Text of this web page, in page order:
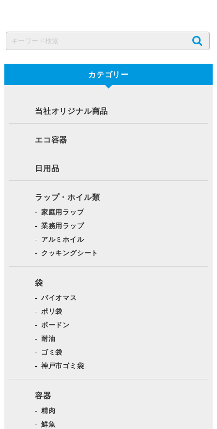
カテゴリー
当社オリジナル商品
エコ容器
日用品
ラップ・ホイル類
家庭用ラップ
業務用ラップ
アルミホイル
クッキングシート
袋
バイオマス
ポリ袋
ボードン
耐油
ゴミ袋
神戸市ゴミ袋
容器
精肉
鮮魚